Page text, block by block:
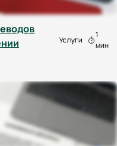
Услуги
1
мин